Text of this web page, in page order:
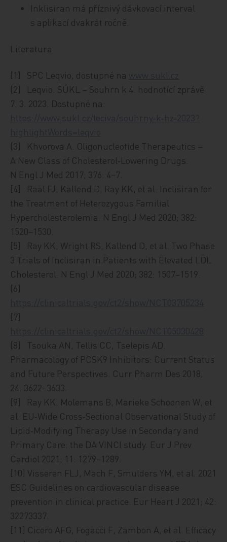
Inklisiran má příznivý dávkovací interval
s aplikací dvakrát ročně.
Literatura
[1] SPC Leqvio, dostupné na
[2] Leqvio. SÚKL – Souhrn k 4. hodnotící zprávě
7. 3. 2023. Dostupné na:
[3] Khvorova A. Oligonucleotide Therapeutics –
A New Class of Cholesterol‑Lowering Drugs.
N Engl J Med 2017; 376: 4−7.
[4] Raal FJ, Kallend D, Ray KK, et al. Inclisiran for
the Treatment of Heterozygous Familial
Hypercholesterolemia. N Engl J Med 2020; 382:
1520−1530.
[5] Ray KK, Wright RS, Kallend D, et al. Two Phase
3 Trials of Inclisiran in Patients with Elevated LDL
Cholesterol. N Engl J Med 2020; 382: 1507−1519.
[6]
[7]
[8] Tsouka AN, Tellis CC, Tselepis AD.
Pharmacology of PCSK9 Inhibitors: Current Status
and Future Perspectives. Curr Pharm Des 2018;
24: 3622−3633.
[9] Ray KK, Molemans B, Marieke Schoonen W, et
al. EU‑Wide Cross‑Sectional Observational Study of
Lipid‑Modifying Therapy Use in Secondary and
Primary Care: the DA VINCI study. Eur J Prev
Cardiol 2021; 11: 1279−1289.
[10] Visseren FLJ, Mach F, Smulders YM, et al. 2021
ESC Guidelines on cardiovascular disease
prevention in clinical practice. Eur Heart J 2021; 42:
32273337.
[11] Cicero AFG, Fogacci F, Zambon A, et al. Efficacy